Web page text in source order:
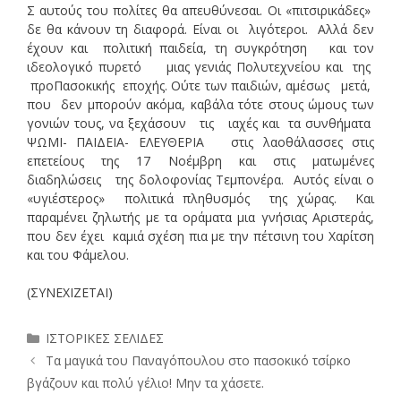
Σ αυτούς του πολίτες θα απευθύνεσαι. Οι «πιτσιρικάδες»
δε θα κάνουν τη διαφορά. Είναι οι λιγότεροι. Αλλά δεν
έχουν και πολιτική παιδεία, τη συγκρότηση και τον
ιδεολογικό πυρετό μιας γενιάς Πολυτεχνείου και της
προΠασοκικής εποχής. Ούτε των παιδιών, αμέσως μετά,
που δεν μπορούν ακόμα, καβάλα τότε στους ώμους των
γονιών τους, να ξεχάσουν τις ιαχές και τα συνθήματα
ΨΩΜΙ- ΠΑΙΔΕΙΑ- ΕΛΕΥΘΕΡΙΑ στις λαοθάλασσες στις
επετείους της 17 Νοέμβρη και στις ματωμένες
διαδηλώσεις της δολοφονίας Τεμπονέρα. Αυτός είναι ο
«υγιέστερος» πολιτικά πληθυσμός της χώρας. Και
παραμένει ζηλωτής με τα οράματα μια γνήσιας Αριστεράς,
που δεν έχει καμιά σχέση πια με την πέτσινη του Χαρίτση
και του Φάμελου.
(ΣΥΝΕΧΙΖΕΤΑΙ)
Κατηγορίες
ΙΣΤΟΡΙΚΕΣ ΣΕΛΙΔΕΣ
Τα μαγικά του Παναγόπουλου στο πασοκικό τσίρκο
βγάζουν και πολύ γέλιο! Μην τα χάσετε.